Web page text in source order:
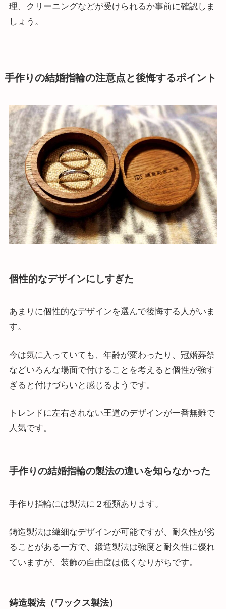
理、クリーニングなどが受けられるか事前に確認しま
しょう。
手作りの結婚指輪の注意点と後悔するポイント
個性的なデザインにしすぎた
あまりに個性的なデザインを選んで後悔する人がいま
す。
今は気に入っていても、年齢が変わったり、冠婚葬祭
などいろんな場面で付けることを考えると個性が強す
ぎると付けづらいと感じるようです。
トレンドに左右されない王道のデザインが一番無難で
人気です。
手作りの結婚指輪の製法の違いを知らなかった
手作り指輪には製法に２種類あります。
鋳造製法は繊細なデザインが可能ですが、耐久性が劣
ることがある一方で、鍛造製法は強度と耐久性に優れ
ていますが、装飾の自由度は低くなりがちです。
鋳造製法（ワックス製法）